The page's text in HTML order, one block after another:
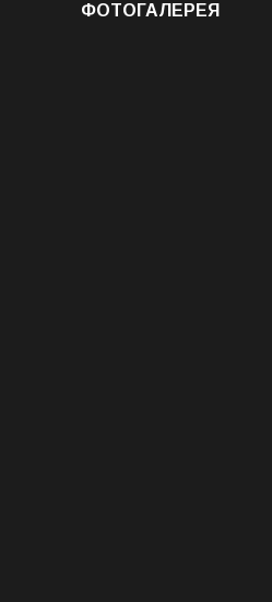
ФОТОГАЛЕРЕЯ